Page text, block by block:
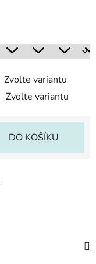
Zvolte variantu
Zvolte variantu
DO KOŠÍKU